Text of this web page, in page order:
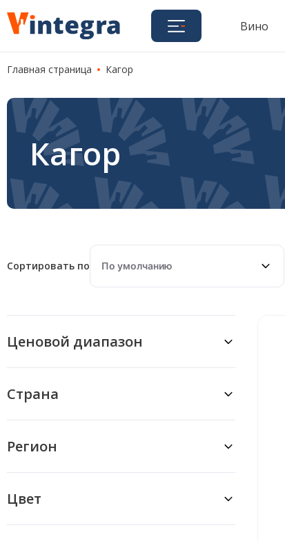
Вино
Главная страница Кагор
Кагор
Ценовой диапазон
Страна
Регион
Цвет